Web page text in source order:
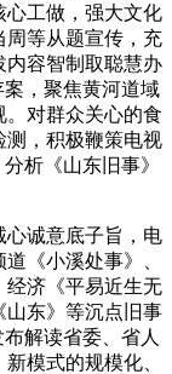
心工做，强大文化
周等从题宣传，充
内容智制取聪慧办
，聚焦黄河道域
对群众关心的食
测，积极鞭策电视
析《山东旧事》
诚意底子旨，电
《小溪处事》、
经济《平易近生无
山东》等沉点旧事
解读省委、省人
模式的规模化、